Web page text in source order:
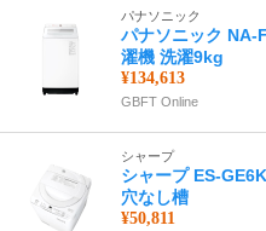
パナソニック
パナソニック NA-
濯機 洗濯9kg
¥134,613
GBFT Online
シャープ
シャープ ES-
穴なし槽
¥50,811